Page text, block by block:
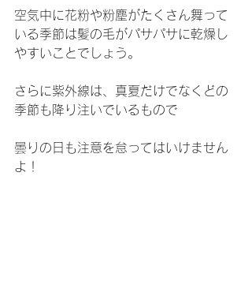
空気中に花粉や粉塵がたくさん舞って
いる季節は髪の毛がパサパサに乾燥し
やすいことでしょう。
さらに紫外線は、真夏だけでなくどの
季節も降り注いでいるもので
曇りの日も注意を怠ってはいけません
よ！